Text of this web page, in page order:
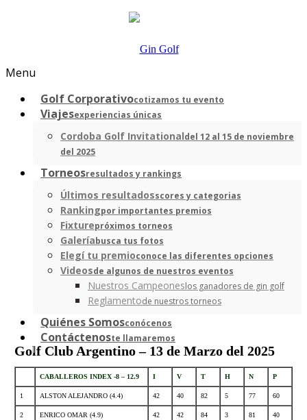
Menu
Golf Corporativocotizamos tu evento
Viajesexperiencias únicas
Cordoba Golf Invitationaldel 12 al 15 de noviembre
del 2025
Torneosresultados y rankings
Últimos resultadosscores y categorias
Rankingpor importantes premios
Fixturepróximos torneos
Galeríabusca tus fotos
Elegí tu premioconoce las diferentes opciones
Videosde algunos de nuestros eventos
Nuestros Campeoneslos ganadores de gin golf
Reglamentode nuestros torneos
Quiénes Somosconócenos
Contáctenoste llamaremos
Golf Club Argentino – 13 de Marzo del 2025
CABALLEROS INDEX -8 – 12.9 I V T H N P
1 ALSTON ALEJANDRO (4.4) 42 40 82 5 77 60
2 ENRICO OMAR (4.9) 42 42 84 3 81 40